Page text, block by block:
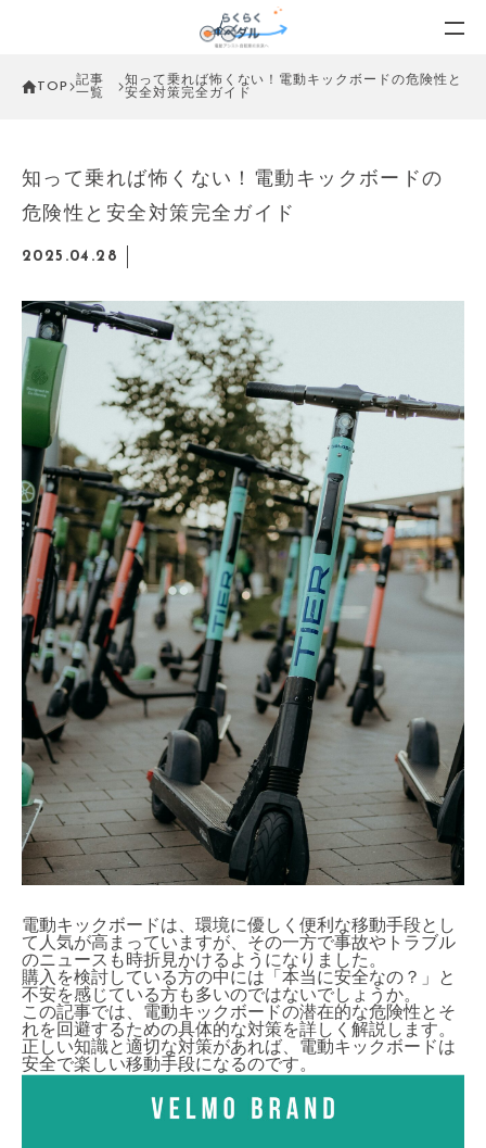
TOP
記事
一覧
知って乗れば怖くない！電動キックボードの危険性と
安全対策完全ガイド
知って乗れば怖くない！電動キックボードの
危険性と安全対策完全ガイド
2025.04.28
電動キックボードは、環境に優しく便利な移動手段とし
て人気が高まっていますが、その一方で事故やトラブル
のニュースも時折見かけるようになりました。
購入を検討している方の中には「本当に安全なの？」と
不安を感じている方も多いのではないでしょうか。
この記事では、電動キックボードの潜在的な危険性とそ
れを回避するための具体的な対策を詳しく解説します。
正しい知識と適切な対策があれば、電動キックボードは
安全で楽しい移動手段になるのです。